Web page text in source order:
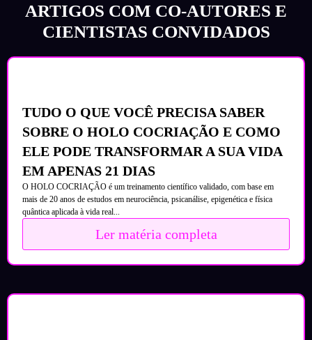
ARTIGOS COM CO-AUTORES E
CIENTISTAS CONVIDADOS
TUDO O QUE VOCÊ PRECISA SABER
SOBRE O HOLO COCRIAÇÃO E COMO
ELE PODE TRANSFORMAR A SUA VIDA
EM APENAS 21 DIAS
O HOLO COCRIAÇÃO é um treinamento científico validado, com base em
mais de 20 anos de estudos em neurociência, psicanálise, epigenética e física
quântica aplicada à vida real...
Ler matéria completa